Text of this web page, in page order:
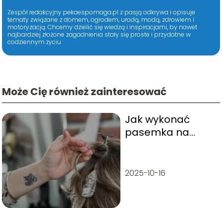
Zespół redakcyjny pekaespomaga.pl z pasją odkrywa i opisuje
tematy związane z domem, ogrodem, urodą, modą, zdrowiem i
motoryzacją. Chcemy dzielić się wiedzą i inspiracjami, by nawet
najbardziej złożone zagadnienia stały się proste i przydatne w
codziennym życiu.
Może Cię również zainteresować
Jak wykonać
pasemka na
2025-10-16